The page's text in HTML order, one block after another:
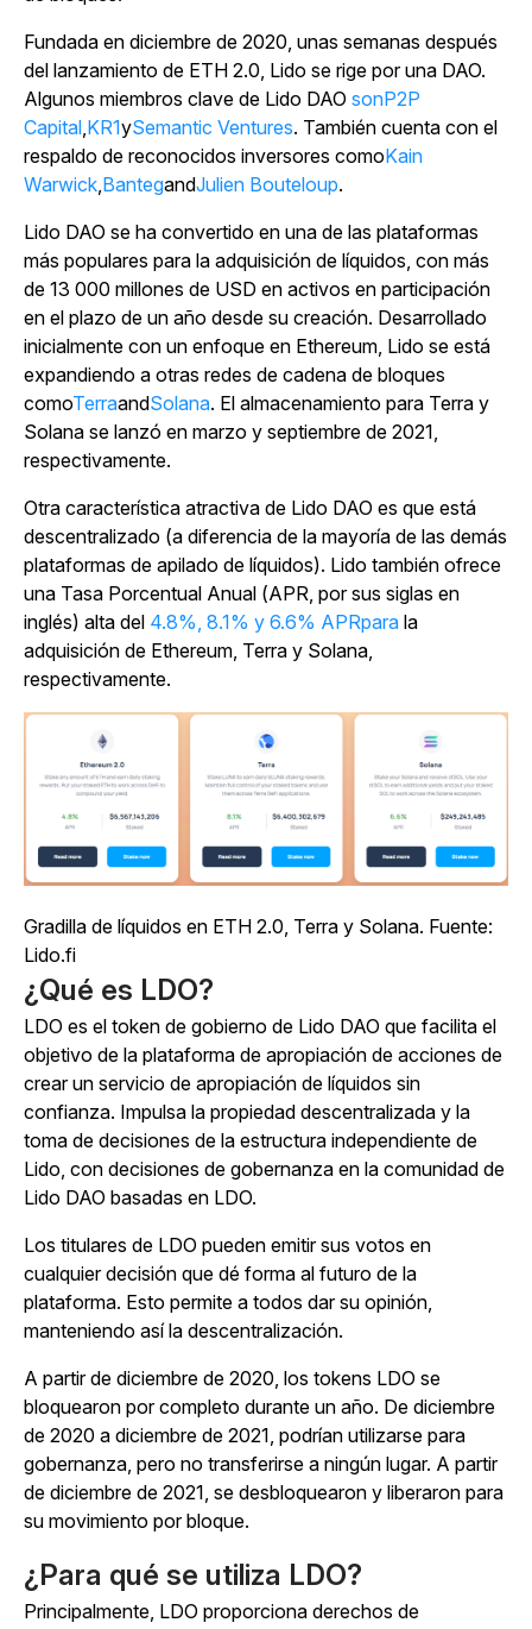
Fundada en diciembre de 2020, unas semanas después
del lanzamiento de ETH 2.0, Lido se rige por una DAO.
Algunos miembros clave de Lido DAO sonP2P
Capital KR1ySemantic Ventures. También cuenta con el
respaldo de reconocidos inversores comoKain
Warwick BantegandJulien Bouteloup.
Lido DAO se ha convertido en una de las plataformas
más populares para la adquisición de líquidos, con más
de 13 000 millones de USD en activos en participación
en el plazo de un año desde su creación. Desarrollado
inicialmente con un enfoque en Ethereum, Lido se está
expandiendo a otras redes de cadena de bloques
comoTerraandSolana. El almacenamiento para Terra y
Solana se lanzó en marzo y septiembre de 2021,
respectivamente.
Otra característica atractiva de Lido DAO es que está
descentralizado (a diferencia de la mayoría de las demás
plataformas de apilado de líquidos). Lido también ofrece
una Tasa Porcentual Anual (APR, por sus siglas en
inglés) alta del 4.8%, 8.1% y 6.6% APRpara la
adquisición de Ethereum, Terra y Solana,
respectivamente.
Gradilla de líquidos en ETH 2.0, Terra y Solana. Fuente:
Lido.fi
¿Qué es LDO?
LDO es el token de gobierno de Lido DAO que facilita el
objetivo de la plataforma de apropiación de acciones de
crear un servicio de apropiación de líquidos sin
confianza. Impulsa la propiedad descentralizada y la
toma de decisiones de la estructura independiente de
Lido, con decisiones de gobernanza en la comunidad de
Lido DAO basadas en LDO.
Los titulares de LDO pueden emitir sus votos en
cualquier decisión que dé forma al futuro de la
plataforma. Esto permite a todos dar su opinión,
manteniendo así la descentralización.
A partir de diciembre de 2020, los tokens LDO se
bloquearon por completo durante un año. De diciembre
de 2020 a diciembre de 2021, podrían utilizarse para
gobernanza, pero no transferirse a ningún lugar. A partir
de diciembre de 2021, se desbloquearon y liberaron para
su movimiento por bloque.
¿Para qué se utiliza LDO?
Principalmente, LDO proporciona derechos de